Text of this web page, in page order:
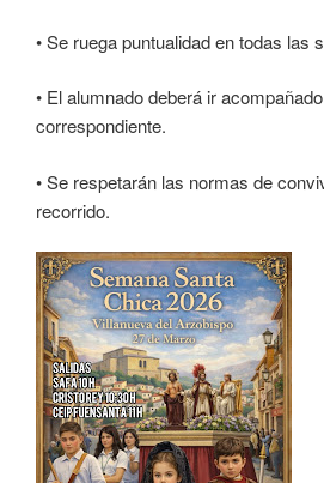
• Se ruega puntualidad en todas las
• El alumnado deberá ir
correspondiente.
• Se respetarán las normas de
recorrido.